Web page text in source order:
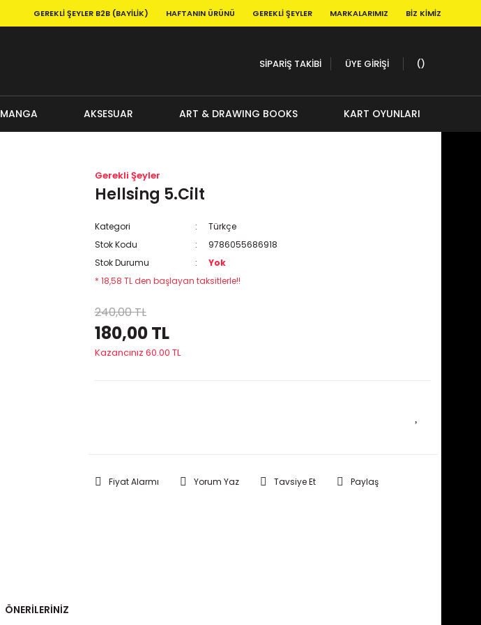
GEREKLI ŞEYLER B2B (BAYILIK) HAFTANIN ÜRÜNÜ GEREKLI ŞEYLER MARKALARIMIZ BIZ KIMIZ
SİPARİŞ TAKİBİ ÜYE GİRİŞİ
MANGA AKSESUAR ART & DRAWING BOOKS KART OYUNLARI
Gerekli Şeyler
Hellsing 5.Cilt
Kategori
Türkçe
Stok Kodu
9786055686918
Stok Durumu
Yok
* 18,58 TL den başlayan taksitlerle!!
240,00 TL
180,00 TL
Kazancınız 60.00 TL
Fiyat Alarmı Yorum Yaz Tavsiye Et Paylaş
ÖNERILERINIZ